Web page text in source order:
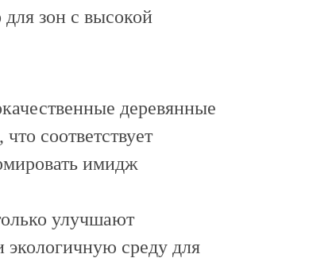
зон с высокой
деревянные
соответствует
имидж
улучшают
экологичную среду для